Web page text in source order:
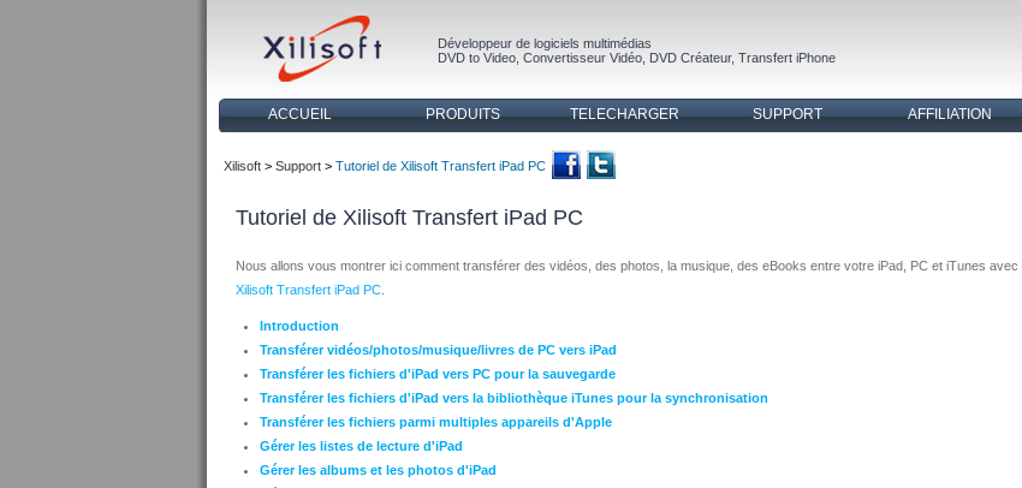
Développeur de logiciels multimédias
DVD to Video Convertisseur Vidéo DVD Créateur, Transfert iPhone
ACCUEIL PRODUITS TELECHARGER SUPPORT AFFILIATION
Xilisoft > Support > Tutoriel de Xilisoft Transfert iPad PC
Tutoriel de Xilisoft Transfert iPad PC
Nous allons vous montrer ici comment transférer des vidéos, des photos, la musique, des eBooks entre votre iPad, PC et iTunes avec
Xilisoft Transfert iPad PC
Introduction
Transférer vidéos/photos/musique/livres de PC vers iPad
Transférer les fichiers d'iPad vers PC pour la sauvegarde
Transférer les fichiers d'iPad vers la bibliothèque iTunes pour la synchronisation
Transférer les fichiers parmi multiples appareils d'Apple
Gérer les listes de lecture d'iPad
Gérer les albums et les photos d'iPad